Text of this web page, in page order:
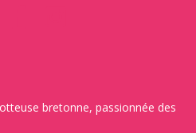
bretonne, passionnée des